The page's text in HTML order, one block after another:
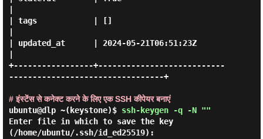
| tags            | []
| updated_at      | 2024-05-21T06:51:23Z
+-----------------+---------------------------
---------------------------------+
# इंस्टेंस से कनेक्ट करने के लिए एक SSH कीपेयर बनाएं
ubuntu@dlp ~(keystone)$ ssh-keygen -q -N ""
Enter file in which to save the key
(/home/ubuntu/.ssh/id_ed25519):